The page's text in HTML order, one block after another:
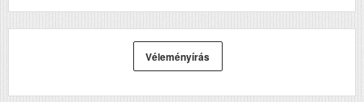
DADF (automatikus
kétoldalas lapolvasás)
Nem
RAM (MB)Véleményírás